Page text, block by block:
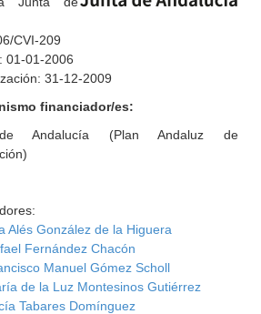
CVI-209
01-01-2006
31-12-2009
financiador/es:
Andalucía (Plan Andaluz de
Alés González de la Higuera
Fernández Chacón
Manuel Gómez Scholl
de la Luz Montesinos Gutiérrez
Tabares Domínguez